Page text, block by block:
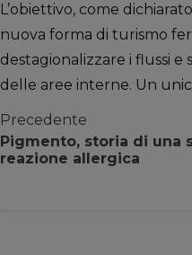
L’obiettivo, come
nuova forma di turismo
destagionalizzare i flussi
delle aree interne. Un
Precedente
Pigmento, storia di una
reazione allergica